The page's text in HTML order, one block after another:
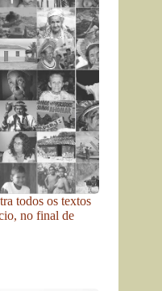
todos os textos
no final de